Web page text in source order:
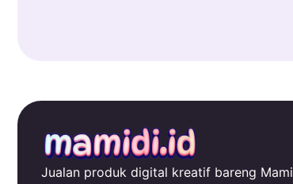
Jualan produk digital kreatif bareng Mami